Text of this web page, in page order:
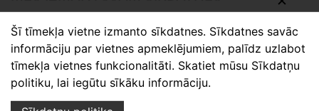
Šī tīmekļa vietne izmanto sīkdatnes. Sīkdatnes savāc
informāciju par vietnes apmeklējumiem, palīdz uzlabot
tīmekļa vietnes funkcionalitāti. Skatiet mūsu Sīkdatņu
politiku, lai iegūtu sīkāku informāciju.